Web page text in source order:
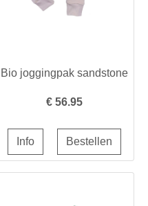
Bio joggingpak sandstone
€ 56.95